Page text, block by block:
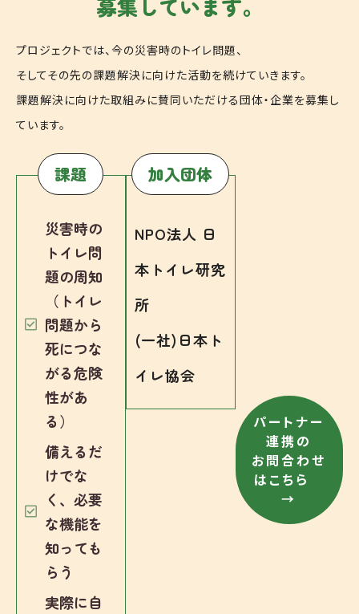
プロジェクトでは、今の災害時のトイレ問題、
そしてその先の課題解決に向けた活動を続けていきます。
課題解決に向けた取組みに賛同いただける団体・企業を募集し
ています。
課題
災害時の
トイレ問
題の周知
（トイレ
問題から
死につな
がる危険
性があ
る）
備えるだ
けでな
く、必要
な機能を
知っても
らう
実際に自
加入団体
NPO法人 日
本トイレ研究
所
(一社)日本ト
イレ協会
パートナー
連携の
お問合わせ
はこちら
→